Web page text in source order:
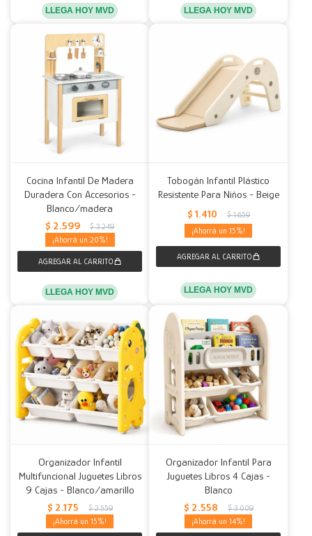
LLEGA HOY MVD LLEGA HOY MVD
Cocina Infantil De Madera
Duradera Con Accesorios -
Blanco/madera
$ 2.599 $ 3.249
20
LLEGA HOY MVD
Tobogán Infantil Plástico
Resistente Para Niños - Beige
$ 1.410 $ 1.659
15
LLEGA HOY MVD
Organizador Infantil
Multifuncional Juguetes Libros
9 Cajas - Blanco/amarillo
$ 2.175 $ 2.559
15
Organizador Infantil Para
Juguetes Libros 4 Cajas -
Blanco
$ 2.558 $ 3.009
14